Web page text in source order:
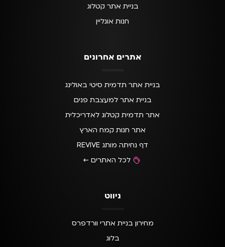
בניית אתר קטלוג
חנות אונליין
ניווט
מחירון בניית אתרי וורדפרס
בלוג
אתרים אחרונים
בניית אתר תדמית סיטי באולינג
בניית אתר למעצבת פנים
אתר תדמית קטלוג לאדריכלית
אתר חנות קמח הארץ
דף נחיתה מותג REVIVE
לכל האתרים ←